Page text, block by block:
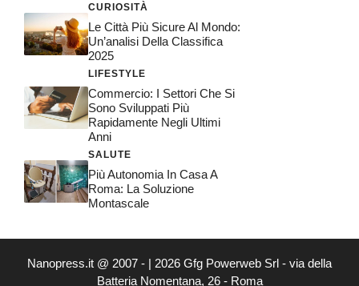
CURIOSITÀ
Le Città Più Sicure Al Mondo:
Un’analisi Della Classifica
2025
LIFESTYLE
Commercio: I Settori Che Si
Sono Sviluppati Più
Rapidamente Negli Ultimi
Anni
SALUTE
Più Autonomia In Casa A
Roma: La Soluzione
Montascale
Nanopress.it @ 2007 - | 2026 Gfg Powerweb Srl - via della
Batteria Nomentana, 26 - Roma